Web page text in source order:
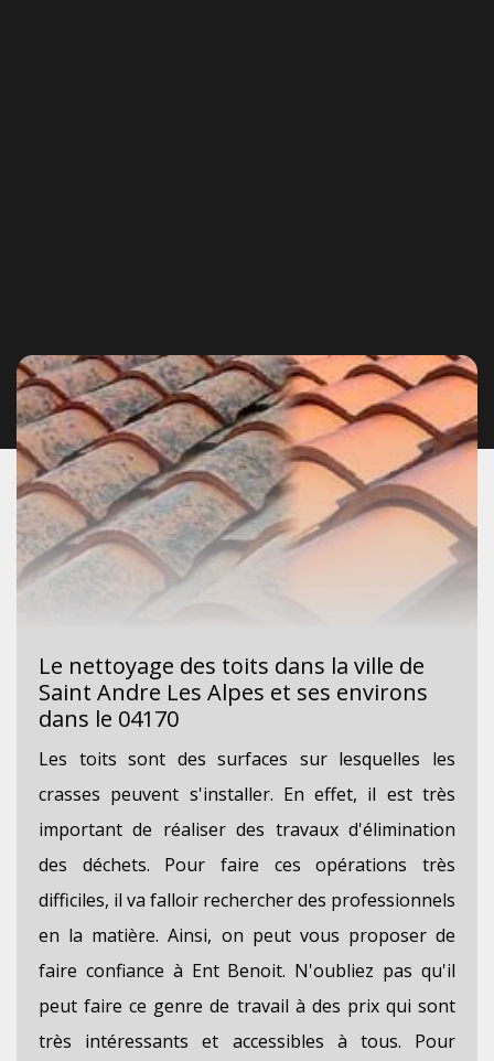
Le nettoyage des toits dans la ville de
Saint Andre Les Alpes et ses environs
dans le 04170
Les toits sont des surfaces sur lesquelles les
crasses peuvent s'installer. En effet, il est très
important de réaliser des travaux d'élimination
des déchets. Pour faire ces opérations très
difficiles, il va falloir rechercher des professionnels
en la matière. Ainsi, on peut vous proposer de
faire confiance à Ent Benoit. N'oubliez pas qu'il
peut faire ce genre de travail à des prix qui sont
très intéressants et accessibles à tous. Pour